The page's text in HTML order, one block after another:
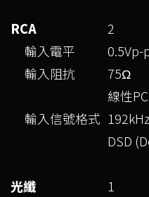
RCA
2
輸入電平
0.5Vp-
輸入阻抗
75Ω
輸入信號格式
線性
DSD
光纖
1